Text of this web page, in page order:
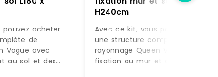
pouvez acheter
de
Vogue avec
au sol et des
H240cm
Avec ce kit, vous pouvez acheter
une structure complète de
rayonnage Queen Vogue avec
fixation au mur et au sol et des